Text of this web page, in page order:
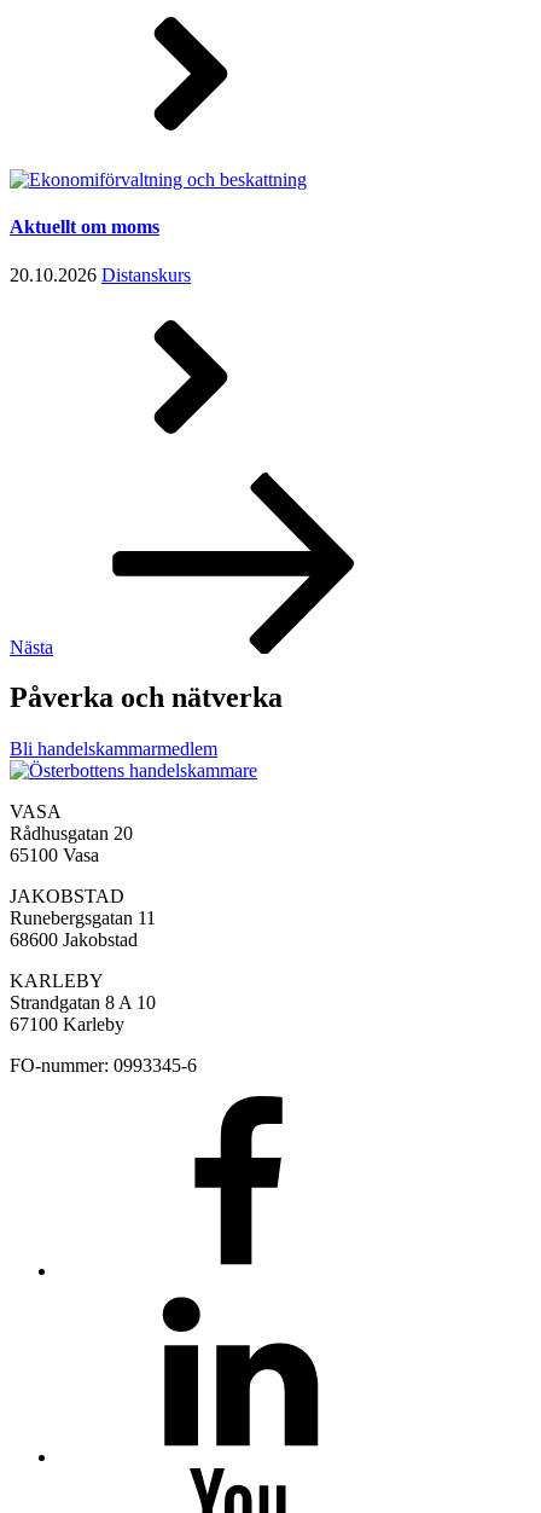
Aktuellt om moms
20.10.2026 Distanskurs
Nästa
Påverka och nätverka
Bli handelskammarmedlem
VASA
Rådhusgatan 20
65100 Vasa
JAKOBSTAD
Runebergsgatan 11
68600 Jakobstad
KARLEBY
Strandgatan 8 A 10
67100 Karleby
FO-nummer: 0993345-6